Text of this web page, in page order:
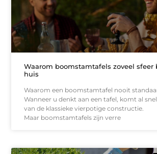
Waarom boomstamtafels zoveel sfeer
huis
Waarom een boomstamtafel nooit
Wanneer u denkt aan een tafel, komt al
van de klassieke vierpotige constructie.
Maar boomstamtafels zijn verre